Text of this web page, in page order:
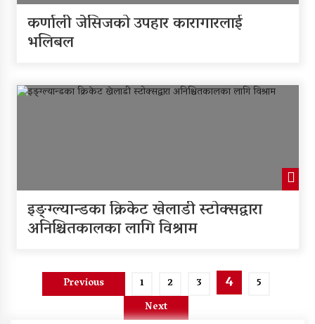
कर्णाली जेसिजको उपहार कारागारलाई
भलिबल
इङ्ग्ल्यान्डका क्रिकेट खेलाडी स्टोक्सद्वारा​
अनिश्चितकालका लागि विश्राम
Posts
pagination
Previous 1 2 3 4
5
Next